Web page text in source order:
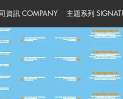
資訊 COMPANY 主題系列